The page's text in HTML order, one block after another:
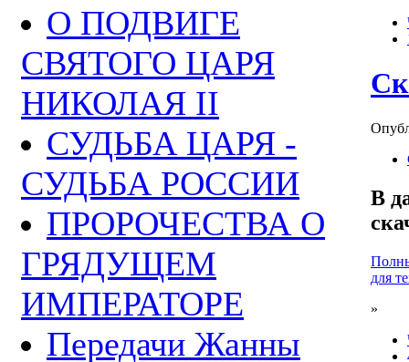
О ПОДВИГЕ
СВЯТОГО ЦАРЯ
НИКОЛАЯ II
СУДЬБА ЦАРЯ -
СУДЬБА РОССИИ
ПРОРОЧЕСТВА О
ГРЯДУЩЕМ
ИМПЕРАТОРЕ
Передачи Жанны
В
для
»